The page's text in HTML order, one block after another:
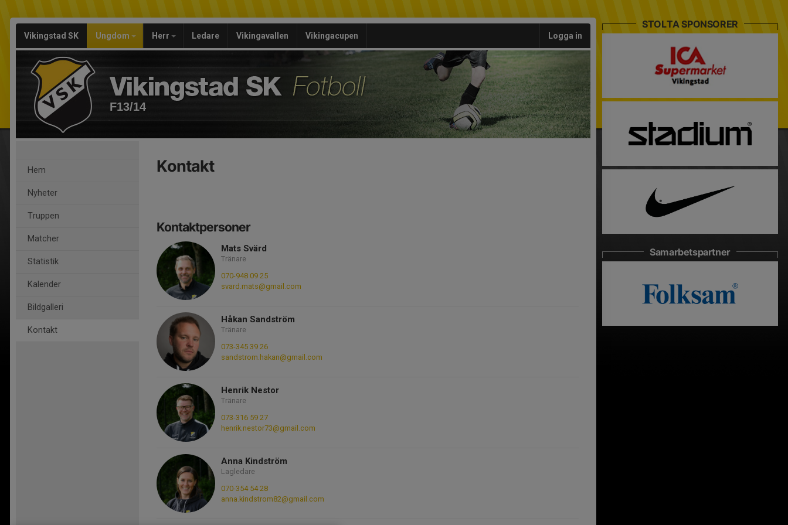
Vikingstad SK Ungdom Herr Ledare Vikingavallen Vikingacupen Logga in
F13/14
Hem
Nyheter
Truppen
Matcher
Statistik
Kalender
Bildgalleri
Kontakt
Kontakt
Kontaktpersoner
Mats Svärd
Tränare
070-948 09 25
svard.mats@gmail.com
Håkan Sandström
Tränare
073-345 39 26
sandstrom.hakan@gmail.com
Henrik Nestor
Tränare
073-316 59 27
henrik.nestor73@gmail.com
Anna Kindström
Lagledare
070-354 54 28
anna.kindstrom82@gmail.com
STOLTA SPONSORER
Samarbetspartner